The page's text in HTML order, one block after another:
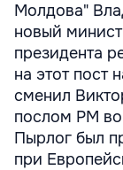
Молдова"
новый
президента
на этот пост
сменил
послом РМ
Пырлог был
при